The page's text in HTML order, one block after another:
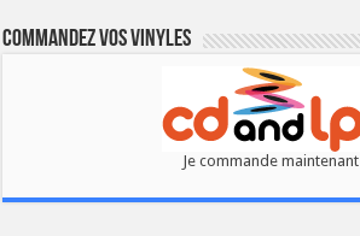
Commandez vos vinyles
Je commande maintenant